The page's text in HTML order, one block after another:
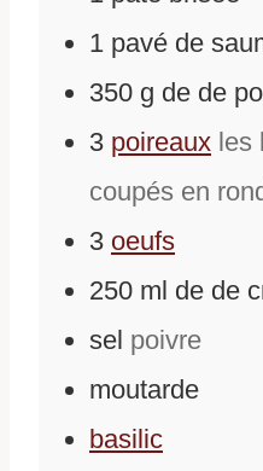
1 pavé de
350 g de de
3 poireaux les
coupés en
3 oeufs
250 ml de de
sel poivre
moutarde
basilic